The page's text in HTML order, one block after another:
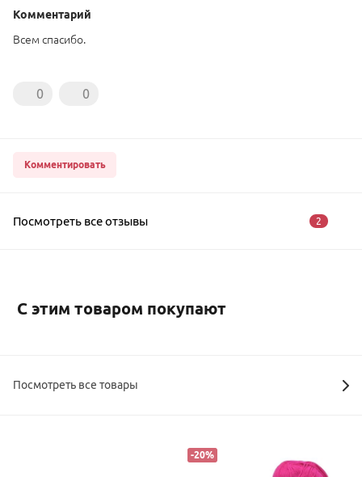
Комментарий
Всем спасибо.
0 0
Комментировать
Посмотреть все отзывы 2
С этим товаром покупают
Посмотреть все товары
-20%